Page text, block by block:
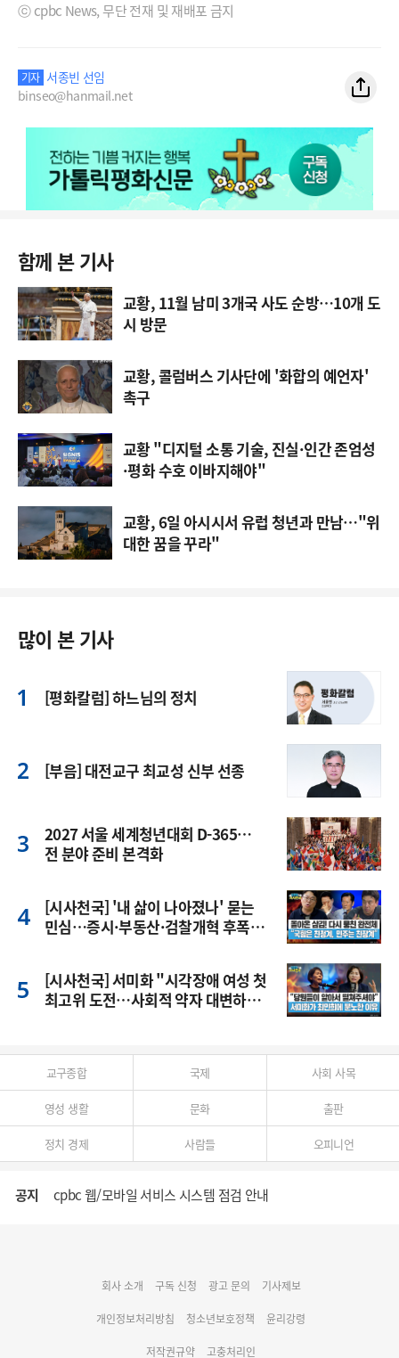
ⓒ cpbc News, 무단 전재 및 재배포 금지
기자 서종빈 선임
binseo@hanmail.net
함께 본 기사
교황, 11월 남미 3개국 사도 순방…10개 도
시 방문
교황, 콜럼버스 기사단에 '화합의 예언자'
촉구
교황 "디지털 소통 기술, 진실·인간 존엄성
·평화 수호 이바지해야"
교황, 6일 아시시서 유럽 청년과 만남…"위
대한 꿈을 꾸라"
많이 본 기사
[평화칼럼] 하느님의 정치
[부음] 대전교구 최교성 신부 선종
2027 서울 세계청년대회 D-365…
전 분야 준비 본격화
[시사천국] '내 삶이 나아졌나' 묻는
민심…증시·부동산·검찰개혁 후폭
[시사천국] 서미화 "시각장애 여성 첫
최고위 도전…사회적 약자 대변하겠
교구종합 국제 사회 사목
영성 생활 문화 출판
정치 경제 사람들 오피니언
공지 cpbc 웹/모바일 서비스 시스템 점검 안내
명동 미디어큐브 & 1898 미디어월 공모전 수상작 발표
회사 소개 구독 신청 광고 문의 기사제보
개인정보처리방침 청소년보호정책 윤리강령
저작권규약 고충처리인